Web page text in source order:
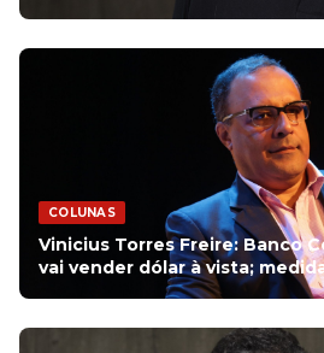
COLUNAS
Vinicius Torres Freire: Banco
vai vender dólar à vista;